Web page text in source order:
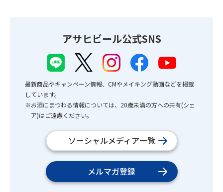
アサヒビール公式SNS
最新商品やキャンペーン情報、CMやメイキング動画などを掲載
しています。
※お酒にまつわる情報については、20歳未満の方への共有(シェ
ア)はご遠慮ください。
ソーシャルメディア一覧
メルマガ登録